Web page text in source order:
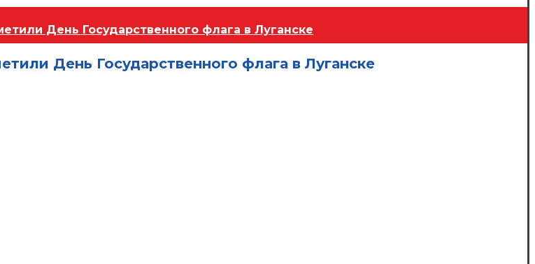
День Государственного флага в Луганске
День Государственного флага в Луганске